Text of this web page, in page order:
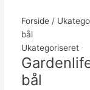
Forside/
bål
Ukategoriseret
bål